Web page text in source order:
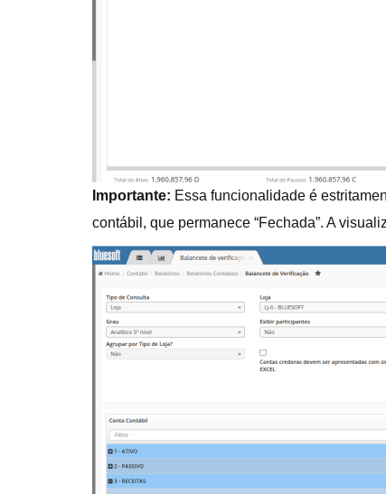
Importante: Essa funcionalidade é
contábil, que permanece “Fechada”. A